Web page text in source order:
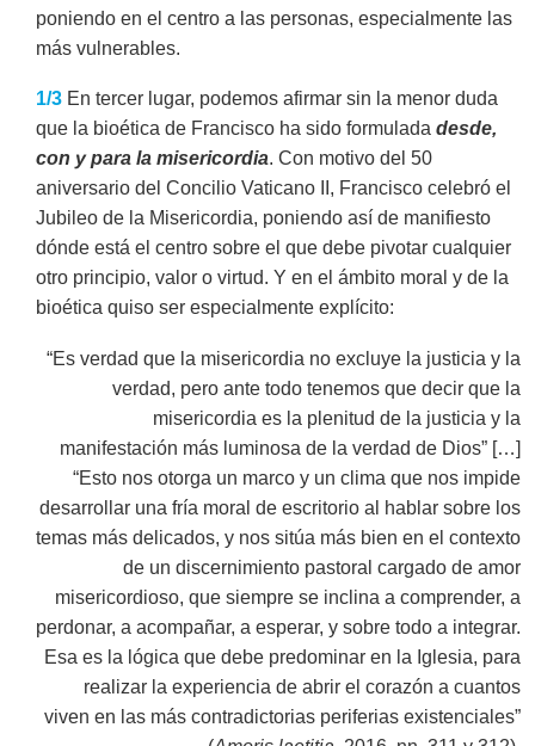
poniendo en el centro a las personas, especialmente las
más vulnerables.
1/3 En tercer lugar, podemos afirmar sin la menor duda
que la bioética de Francisco ha sido formulada desde,
con y para la misericordia. Con motivo del 50
aniversario del Concilio Vaticano II, Francisco celebró el
Jubileo de la Misericordia, poniendo así de manifiesto
dónde está el centro sobre el que debe pivotar cualquier
otro principio, valor o virtud. Y en el ámbito moral y de la
bioética quiso ser especialmente explícito:
“Es verdad que la misericordia no excluye la justicia y la
verdad, pero ante todo tenemos que decir que la
misericordia es la plenitud de la justicia y la
manifestación más luminosa de la verdad de Dios” […]
“Esto nos otorga un marco y un clima que nos impide
desarrollar una fría moral de escritorio al hablar sobre los
temas más delicados, y nos sitúa más bien en el contexto
de un discernimiento pastoral cargado de amor
misericordioso, que siempre se inclina a comprender, a
perdonar, a acompañar, a esperar, y sobre todo a integrar.
Esa es la lógica que debe predominar en la Iglesia, para
realizar la experiencia de abrir el corazón a cuantos
viven en las más contradictorias periferias existenciales”